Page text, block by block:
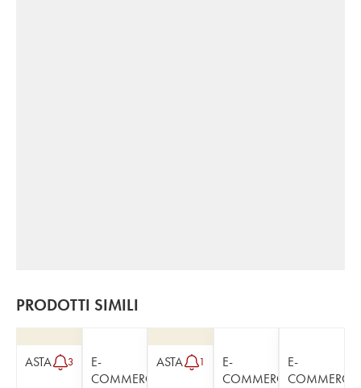
PRODOTTI SIMILI
ASTA 3
E-
COMMERCE
ASTA 1
E-
COMMERCE
E-
COMMERCE